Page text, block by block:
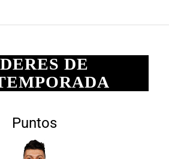
DE
Puntos